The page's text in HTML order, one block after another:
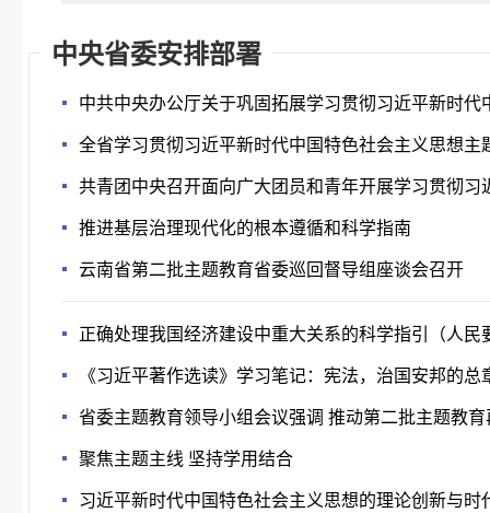
中央省委安排部署
中共中央办公厅关于巩固拓展学习贯彻习近平新时
全省学习贯彻习近平新时代中国特色社会主义思想
共青团中央召开面向广大团员和青年开展学习贯彻
推进基层治理现代化的根本遵循和科学指南
云南省第二批主题教育省委巡回督导组座谈会召开
正确处理我国经济建设中重大关系的科学指引（人民
《习近平著作选读》学习笔记：宪法，治国安邦的总
省委主题教育领导小组会议强调 推动第二批主题教
聚焦主题主线 坚持学用结合
习近平新时代中国特色社会主义思想的理论创新与